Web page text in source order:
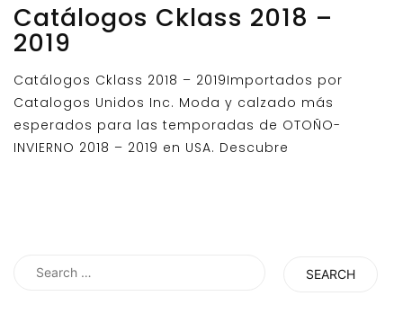
Catálogos Cklass 2018 –
2019
Catálogos Cklass 2018 – 2019Importados por
Catalogos Unidos Inc. Moda y calzado más
esperados para las temporadas de OTOÑO-
INVIERNO 2018 – 2019 en USA. Descubre
Search